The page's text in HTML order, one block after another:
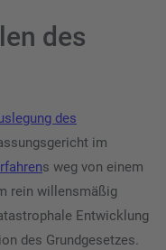
des
des
im
s weg von einem
rein willensmäßig
Entwicklung
des Grundgesetzes.